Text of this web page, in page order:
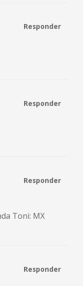
Responder
Responder
Responder
Toni: MX
Responder